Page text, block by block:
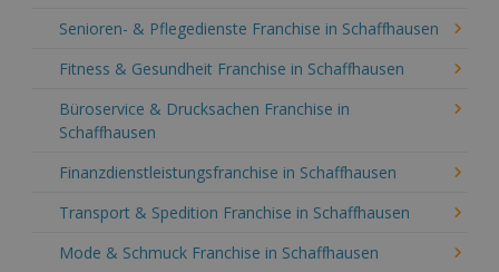
Senioren- & Pflegedienste Franchise in Schaffhausen
Fitness & Gesundheit Franchise in Schaffhausen
Büroservice & Drucksachen Franchise in
Schaffhausen
Finanzdienstleistungsfranchise in Schaffhausen
Transport & Spedition Franchise in Schaffhausen
Mode & Schmuck Franchise in Schaffhausen